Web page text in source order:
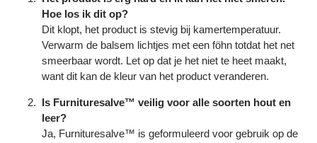
Hoe los ik dit op?
Dit klopt, het product is stevig bij kamertemperatuur.
Verwarm de balsem lichtjes met een föhn totdat het net
smeerbaar wordt. Let op dat je het niet te heet maakt,
want dit kan de kleur van het product veranderen.
Is Furnituresalve™ veilig voor alle soorten hout en
leer?
Ja, Furnituresalve™ is geformuleerd voor gebruik op de